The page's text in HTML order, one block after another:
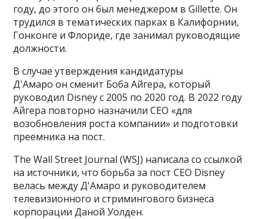
году, до этого он был менеджером в Gillette. Он
трудился в тематических парках в Калифорнии,
Гонконге и Флориде, где занимал руководящие
должности.
В случае утверждения кандидатуры
Д'Амаро он сменит Боба Айгера, который
руководил Disney с 2005 по 2020 год. В 2022 году
Айгера повторно назначили CEO «для
возобновления роста компании» и подготовки
преемника на пост.
The Wall Street Journal (WSJ) написала со ссылкой
на источники, что борьба за пост CEO Disney
велась между Д'Амаро и руководителем
телевизионного и стримингового бизнеса
корпорации Даной Уолден.